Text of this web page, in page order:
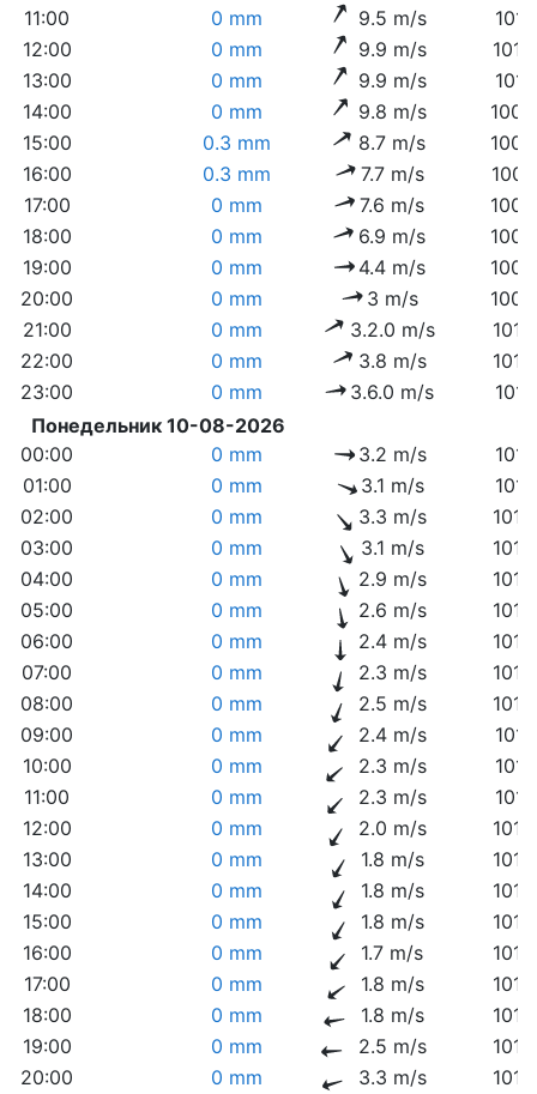
11:00
0 mm 9.5 m/s
12:00
0 mm 9.9 m/s
13:00
0 mm 9.9 m/s
14:00
0 mm 9.8 m/s
15:00
0.3 mm 8.7 m/s
16:00
0.3 mm 7.7 m/s
17:00
0 mm 7.6 m/s
18:00
0 mm 6.9 m/s
19:00
0 mm 4.4 m/s
20:00
0 mm 3 m/s
21:00
0 mm 3.2.0 m/s
22:00
0 mm 3.8 m/s
23:00
0 mm 3.6.0 m/s
Понедельник 10-08-2026
00:00
0 mm 3.2 m/s
01:00
0 mm 3.1 m/s
02:00
0 mm 3.3 m/s
03:00
0 mm 3.1 m/s
04:00
0 mm 2.9 m/s
05:00
0 mm 2.6 m/s
06:00
0 mm 2.4 m/s
07:00
0 mm 2.3 m/s
08:00
0 mm 2.5 m/s
09:00
0 mm 2.4 m/s
10:00
0 mm 2.3 m/s
11:00
0 mm 2.3 m/s
12:00
0 mm 2.0 m/s
13:00
0 mm 1.8 m/s
14:00
0 mm 1.8 m/s
15:00
0 mm 1.8 m/s
16:00
0 mm 1.7 m/s
17:00
0 mm 1.8 m/s
18:00
0 mm 1.8 m/s
19:00
0 mm 2.5 m/s
20:00
0 mm 3.3 m/s